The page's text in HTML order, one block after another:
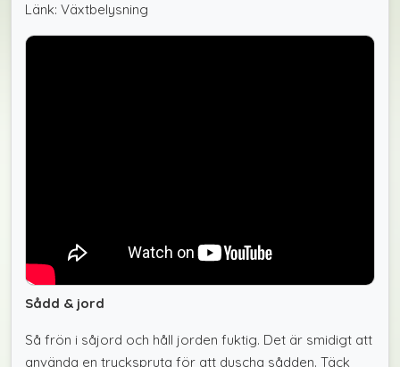
Länk: Växtbelysning
Sådd & jord
Så frön i såjord och håll jorden fuktig. Det är smidigt att
använda en tryckspruta för att duscha sådden. Täck